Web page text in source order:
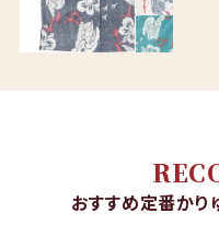
おすすめ定番かり